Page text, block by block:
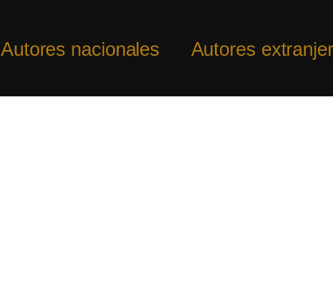
Autores nacionales Autores